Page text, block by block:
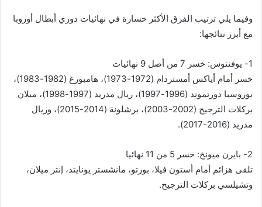
وفيما يلي ترتيب الفرق الأكثر خسارة في نهائيات دوري أبطال أوروبا
مع أبرز نتائجها:
1- يوفنتوس: خسر 7 من أصل 9 نهائيات
خسر أمام أياكس أمستردام (1972-1973)، هامبورغ (1982-1983)،
بوروسيا دورتموند (1996-1997)، ريال مدريد (1997-1998)، ميلان
بركلات الترجيح (2002-2003)، برشلونة (2014-2015)، وريال
مدريد (2016-2017).
2- بايرن ميونخ: خسر 5 من 11 نهائيا
تلقى هزائم أمام أستون فيلا، بورتو، مانشستر يونايتد، إنتر ميلان،
وتشيلسي بركلات الترجيح.